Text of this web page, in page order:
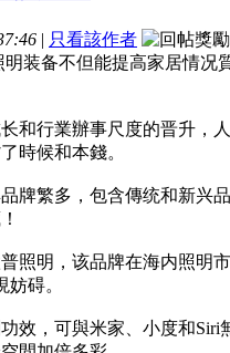
| 只看該作者
明装备不但能提高家居情况
和行業辦事尺度的晋升，
時候和本錢。
牌繁多，包含傳统和新兴
照明，该品牌在海内照明
碍。
效，可與米家、小度和